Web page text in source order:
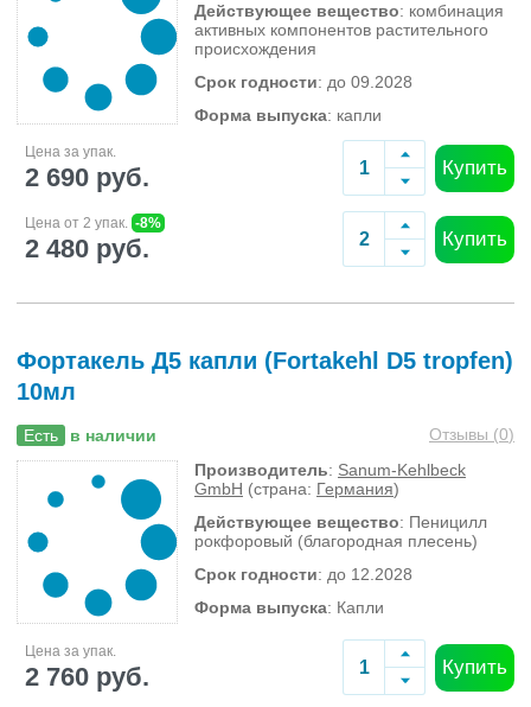
Действующее вещество: комбинация
активных компонентов растительного
происхождения
Срок годности: до 09.2028
Форма выпуска: капли
Цена за упак.
2 690 руб. Купить
Цена от 2 упак. -8%
2 480 руб. Купить
Фортакель Д5 капли (Fortakehl D5 tropfen)
10мл
Есть в наличии Отзывы (0)
Производитель: Sanum-Kehlbeck
GmbH (страна: Германия)
Действующее вещество: Пеницилл
рокфоровый (благородная плесень)
Срок годности: до 12.2028
Форма выпуска: Капли
Цена за упак.
2 760 руб. Купить